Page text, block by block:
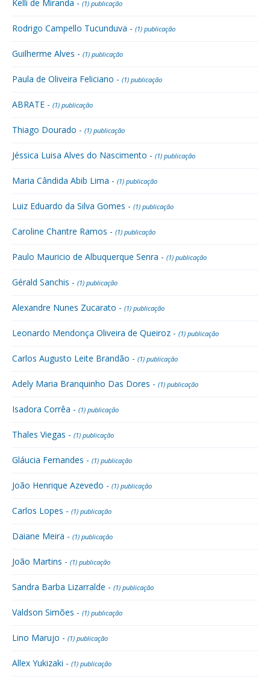
Kelli de Miranda - (1) publicação
Rodrigo Campello Tucunduva - (1) publicação
Guilherme Alves - (1) publicação
Paula de Oliveira Feliciano - (1) publicação
ABRATE - (1) publicação
Thiago Dourado - (1) publicação
Jéssica Luisa Alves do Nascimento - (1) publicação
Maria Cândida Abib Lima - (1) publicação
Luiz Eduardo da Silva Gomes - (1) publicação
Caroline Chantre Ramos - (1) publicação
Paulo Mauricio de Albuquerque Senra - (1) publicação
Gérald Sanchis - (1) publicação
Alexandre Nunes Zucarato - (1) publicação
Leonardo Mendonça Oliveira de Queiroz - (1) publicação
Carlos Augusto Leite Brandão - (1) publicação
Adely Maria Branquinho Das Dores - (1) publicação
Isadora Corrêa - (1) publicação
Thales Viegas - (1) publicação
Gláucia Fernandes - (1) publicação
João Henrique Azevedo - (1) publicação
Carlos Lopes - (1) publicação
Daiane Meira - (1) publicação
João Martins - (1) publicação
Sandra Barba Lizarralde - (1) publicação
Valdson Simões - (1) publicação
Lino Marujo - (1) publicação
Allex Yukizaki - (1) publicação